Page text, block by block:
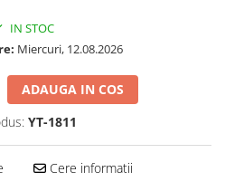
IN STOC
Miercuri, 12.08.2026
ADAUGA IN COS
YT-1811
Cere informatii